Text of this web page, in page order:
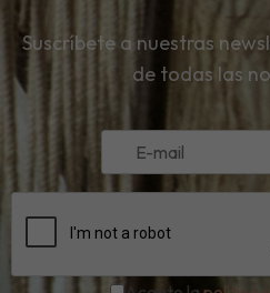
Suscríbete a nuestras
de todas las